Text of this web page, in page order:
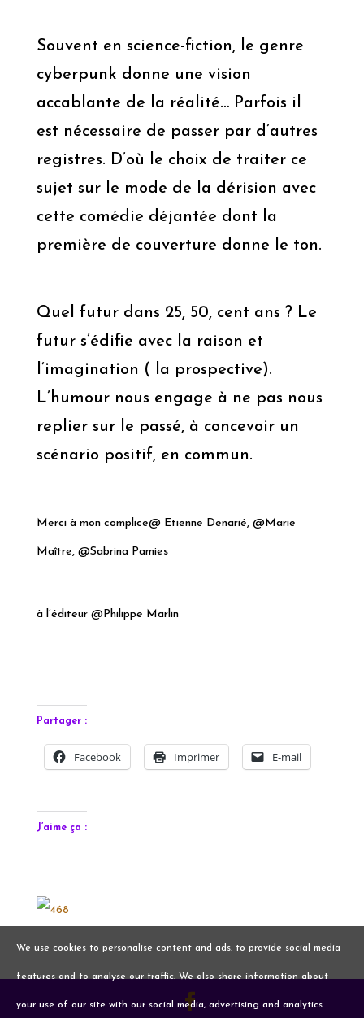
Souvent en science-fiction, le genre
cyberpunk donne une vision
accablante de la réalité… Parfois il
est nécessaire de passer par d’autres
registres. D’où le choix de traiter ce
sujet sur le mode de la dérision avec
cette comédie déjantée dont la
première de couverture donne le ton.
Quel futur dans 25, 50, cent ans ? Le
futur s’édifie avec la raison et
l’imagination ( la prospective).
L’humour nous engage à ne pas nous
replier sur le passé, à concevoir un
scénario positif, en commun.
Merci à mon complice@ Etienne Denarié, @Marie
Maître, @Sabrina Pamies
à l’éditeur @Philippe Marlin
Partager :
Facebook Imprimer E-mail
J’aime ça :
We use cookies to personalise content and ads, to provide social media
features and to analyse our traffic. We also share information about
your use of our site with our social media, advertising and analytics